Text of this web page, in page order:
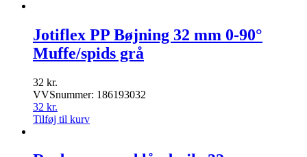
Jotiflex PP Bøjning 32 mm 0-90°
Muffe/spids grå
32 kr.
VVSnummer: 186193032
32 kr.
Tilføj til kurv